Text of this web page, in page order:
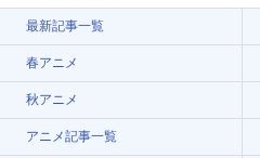
最新記事一覧
春アニメ
秋アニメ
アニメ記事一覧